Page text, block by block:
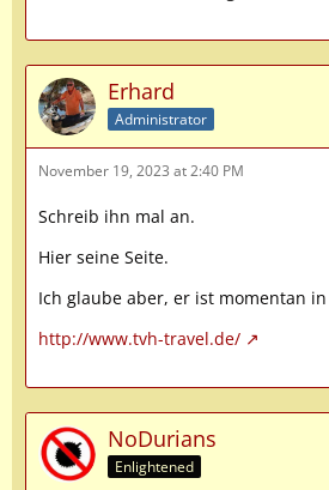
Erhard
Administrator
November 19, 2023 at 2:40 PM
Schreib ihn mal an.
Hier seine Seite.
Ich glaube aber, er ist momentan
http://www.tvh-travel.de/
NoDurians
Enlightened